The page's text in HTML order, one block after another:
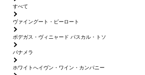
すべて
ヴァイングート・ピーロート
ボデガス・ヴィニャード パスカル・トソ
パナメラ
ホワイトへイヴン・ワイン・カンパニー